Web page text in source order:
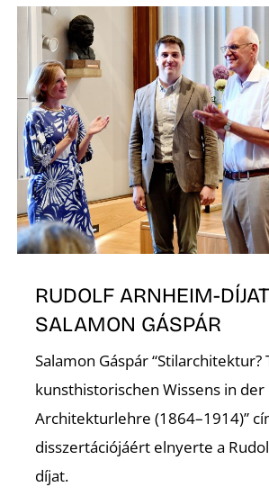
RUDOLF ARNHEIM-
SALAMON GÁSPÁR
Salamon Gáspár “Stilarchitektur?
kunsthistorischen Wissens in der
Architekturlehre (1864–1914)”
disszertációjáért elnyerte a
díjat.